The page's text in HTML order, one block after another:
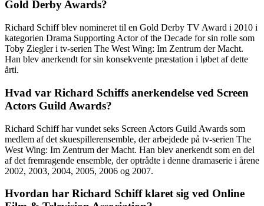
Gold Derby Awards?
Richard Schiff blev nomineret til en Gold Derby TV Award i 2010 i
kategorien Drama Supporting Actor of the Decade for sin rolle som
Toby Ziegler i tv-serien The West Wing: Im Zentrum der Macht.
Han blev anerkendt for sin konsekvente præstation i løbet af dette
årti.
Hvad var Richard Schiffs anerkendelse ved Screen
Actors Guild Awards?
Richard Schiff har vundet seks Screen Actors Guild Awards som
medlem af det skuespillerensemble, der arbejdede på tv-serien The
West Wing: Im Zentrum der Macht. Han blev anerkendt som en del
af det fremragende ensemble, der optrådte i denne dramaserie i årene
2002, 2003, 2004, 2005, 2006 og 2007.
Hvordan har Richard Schiff klaret sig ved Online